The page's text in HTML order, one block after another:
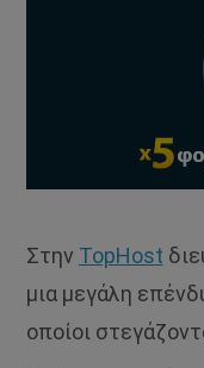
Στην TopHost
μια μεγάλη
οποίοι